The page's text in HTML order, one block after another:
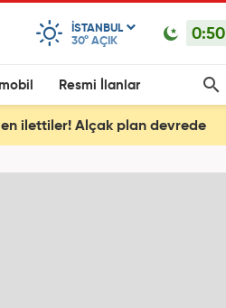
ISTANBUL
30° AÇIK 0:50
Resmi İlanlar
ilettiler! Alçak plan devrede